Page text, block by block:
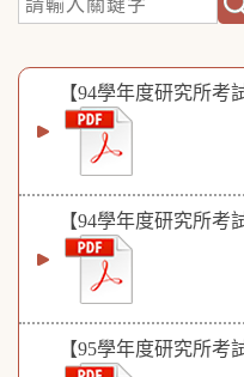
【94學年度研究所
【94學年度研究所
【95學年度研究所